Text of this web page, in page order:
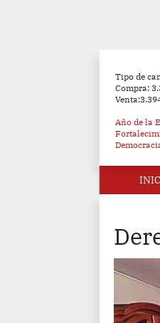
Tipo de
Compra:
Año de la